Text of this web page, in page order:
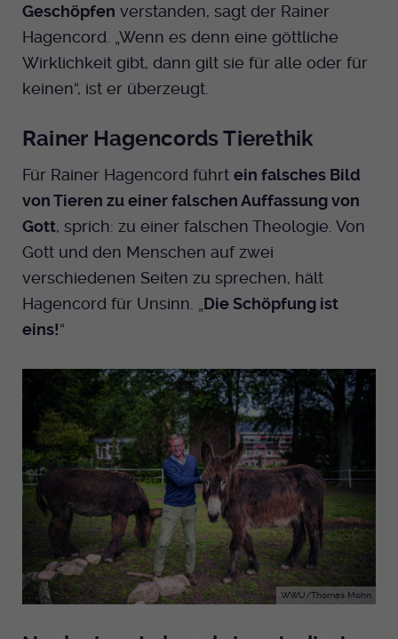
Geschöpfen verstanden, sagt der Rainer
Hagencord. „Wenn es denn eine göttliche
Wirklichkeit gibt, dann gilt sie für alle oder für
keinen“, ist er überzeugt.
Rainer Hagencords Tierethik
Für Rainer Hagencord führt ein falsches Bild
von Tieren zu einer falschen Auffassung von
Gott, sprich: zu einer falschen Theologie. Von
Gott und den Menschen auf zwei
verschiedenen Seiten zu sprechen, hält
Hagencord für Unsinn. „ Die Schöpfung ist
eins!“
WWU/Thomas Mohn